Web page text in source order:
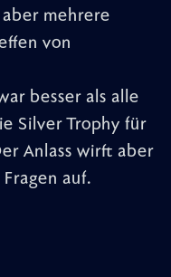
aber mehrere
von
besser als alle
Silver Trophy für
Anlass wirft aber
auf.